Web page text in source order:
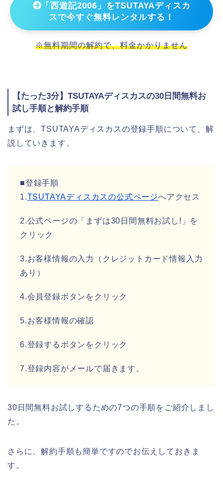
「西遊記2006」をTSUTAYAディスカ
スで今すぐ無料レンタルする！
※無料期間の解約で、料金かかりません
【たった3分】TSUTAYAディスカスの30日間無料お
試し手順と解約手順
まずは、TSUTAYAディスカスの登録手順について、解
説していきます。
■登録手順
1.TSUTAYAディスカスの公式ページへアクセス
2.公式ページの「まずは30日間無料お試し!」を
クリック
3.お客様情報の入力（クレジットカード情報入力
あり）
4.会員登録ボタンをクリック
5.お客様情報の確認
6.登録するボタンをクリック
7.登録内容がメールで届きます。
30日間無料お試しするための7つの手順をご紹介しまし
た。
さらに、解約手順も簡単ですのでお伝えしておきま
す。